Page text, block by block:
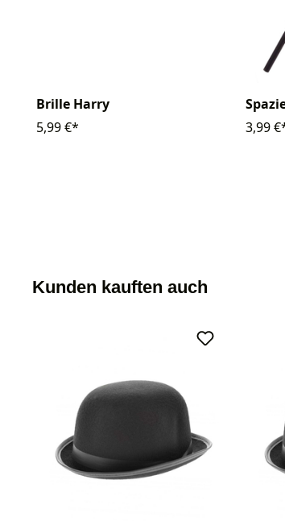
Brille Harry
5,99 €*
3,99
Kunden kauften auch